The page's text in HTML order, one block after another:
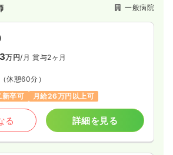
一般病院
万円/月 賞与2ヶ月
（休憩60分）
新卒可 月給26万円以上可
る 詳細を見る